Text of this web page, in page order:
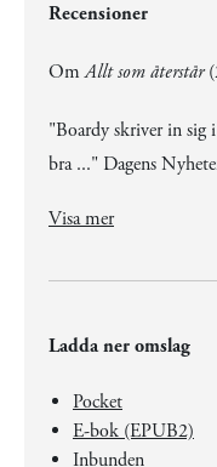
Recensioner
OmAllt som återstår
"Boardy skriver in sig
bra ..." Dagens
Visa mer
Ladda ner omslag
Pocket
E-bok (EPUB2)
Inbunden